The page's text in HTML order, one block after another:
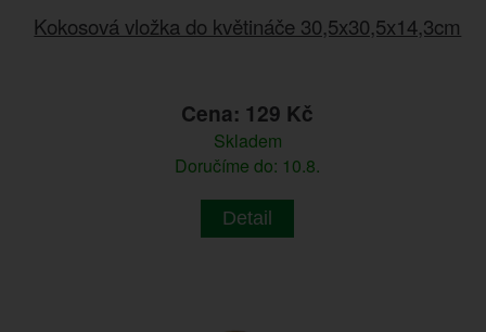
Kokosová vložka do květináče 30,5x30,5x14,3cm
Cena: 129 Kč
Skladem
Doručíme do: 10.8.
Detail